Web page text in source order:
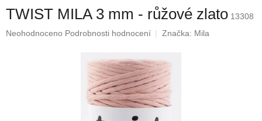
TWIST MILA 3 mm - růžové zlato 13308
Průměrné
Neohodnoceno Podrobnosti hodnocení Značka: Mila